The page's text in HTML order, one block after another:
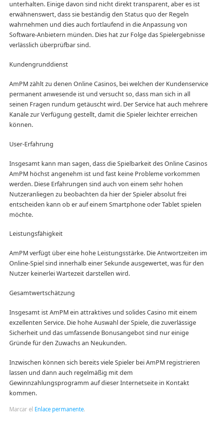
unterhalten. Einige davon sind nicht direkt transparent, aber es ist
erwähnenswert, dass sie beständig den Status quo der Regeln
wahrnehmen und dies auch fortlaufend in die Anpassung von
Software-Anbietern münden. Dies hat zur Folge das Spielergebnisse
verlässlich überprüfbar sind.
Kundengrunddienst
AmPM zählt zu denen Online Casinos, bei welchen der Kundenservice
permanent anwesende ist und versucht so, dass man sich in all
seinen Fragen rundum getäuscht wird. Der Service hat auch mehrere
Kanäle zur Verfügung gestellt, damit die Spieler leichter erreichen
können.
User-Erfahrung
Insgesamt kann man sagen, dass die Spielbarkeit des Online Casinos
AmPM höchst angenehm ist und fast keine Probleme vorkommen
werden. Diese Erfahrungen sind auch von einem sehr hohen
Nutzeranliegen zu beobachten da hier der Spieler absolut frei
entscheiden kann ob er auf einem Smartphone oder Tablet spielen
möchte.
Leistungsfähigkeit
AmPM verfügt über eine hohe Leistungsstärke. Die Antwortzeiten im
Online-Spiel sind innerhalb einer Sekunde ausgewertet, was für den
Nutzer keinerlei Wartezeit darstellen wird.
Gesamtwertschätzung
Insgesamt ist AmPM ein attraktives und solides Casino mit einem
exzellenten Service. Die hohe Auswahl der Spiele, die zuverlässige
Sicherheit und das umfassende Bonusangebot sind nur einige
Gründe für den Zuwachs an Neukunden.
Inzwischen können sich bereits viele Spieler bei AmPM registrieren
lassen und dann auch regelmäßig mit dem
Gewinnzahlungsprogramm auf dieser Internetseite in Kontakt
kommen.
Marcar el Enlace permanente.